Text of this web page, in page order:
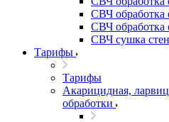
СВЧ обработка
СВЧ обработка
СВЧ сушка стен
Тарифы
Тарифы
Акарицидная,
обработки